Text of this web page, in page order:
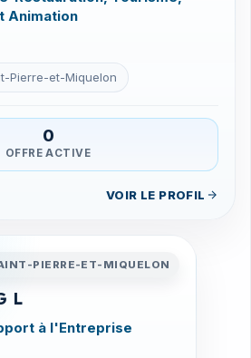
Animation
Pierre-et-Miquelon
0
OFFRE ACTIVE
VOIR LE PROFIL
PIERRE-ET-MIQUELON
L
à l'Entreprise